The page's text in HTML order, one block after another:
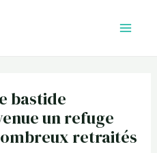
bastide
un refuge
retraités